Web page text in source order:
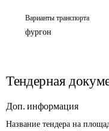
Варианты транспорта
фургон
Тендерная
Доп. информация
Название тендера на